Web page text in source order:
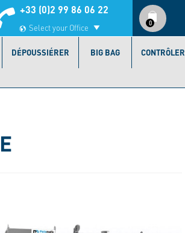
+33 (0)2 99 86 06 22
Select your Office 0
DÉPOUSSIÉRER BIG BAG CONTRÔLER